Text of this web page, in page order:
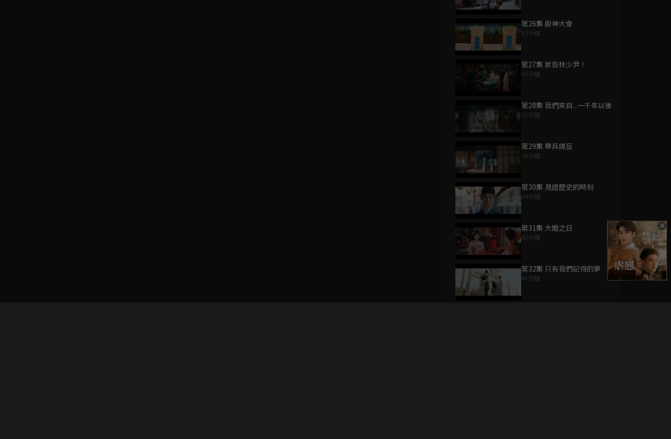
第26集 廚神大會
43分鐘
第27集 狀告林少尹！
43分鐘
第28集 我們來自...一千年以後
42分鐘
第29集 舉兵謀反
38分鐘
第30集 見證歷史的時刻
44分鐘
第31集 大婚之日
42分鐘
第32集 只有我們記得的夢
41分鐘